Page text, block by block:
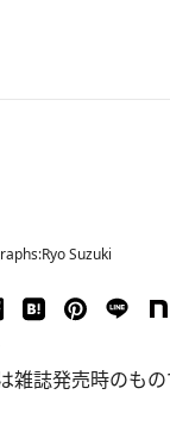
Suzuki
誌発売時のもの